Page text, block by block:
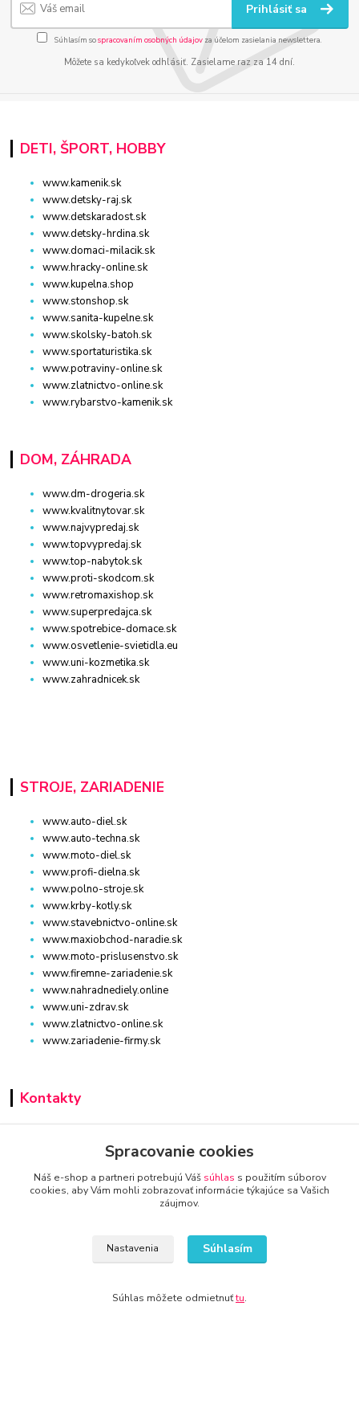
Prihlásiť sa
Súhlasím sospracovaním osobných údajov za účelom zasielania newslettera.
Môžete sa kedykoľvek odhlásiť. Zasielame raz za 14 dní.
DETI, ŠPORT, HOBBY
www.kamenik.sk
www.detsky-raj.sk
www.detskaradost.sk
www.detsky-hrdina.sk
www.domaci-milacik.sk
www.hracky-online.sk
www.kupelna.shop
www.stonshop.sk
www.sanita-kupelne.sk
www.skolsky-batoh.sk
www.sportaturistika.sk
www.potraviny-online.sk
www.zlatnictvo-online.sk
www.rybarstvo-kamenik.sk
DOM, ZÁHRADA
www.dm-drogeria.sk
www.kvalitnytovar.sk
www.najvypredaj.sk
www.topvypredaj.sk
www.top-nabytok.sk
www.proti-skodcom.sk
www.retromaxishop.sk
www.superpredajca.sk
www.spotrebice-domace.sk
www.osvetlenie-svietidla.eu
www.uni-kozmetika.sk
www.zahradnicek.sk
STROJE, ZARIADENIE
www.auto-diel.sk
www.auto-techna.sk
www.moto-diel.sk
www.profi-dielna.sk
www.polno-stroje.sk
www.krby-kotly.sk
www.stavebnictvo-online.sk
www.maxiobchod-naradie.sk
www.moto-prislusenstvo.sk
www.firemne-zariadenie.sk
www.nahradnediely.online
www.uni-zdrav.sk
www.zlatnictvo-online.sk
www.zariadenie-firmy.sk
Kontakty
www.zone.sk
Spracovanie cookies
Náš e-shop a partneri potrebujú Váš súhlas s použitím súborov
cookies, aby Vám mohli zobrazovať informácie týkajúce sa Vašich
záujmov.
Nastavenia Súhlasím
Súhlas môžete odmietnuťtu.